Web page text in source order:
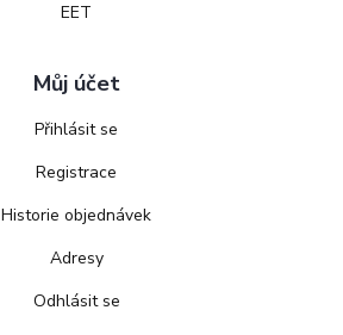
EET
Můj účet
Přihlásit se
Registrace
Historie objednávek
Adresy
Odhlásit se